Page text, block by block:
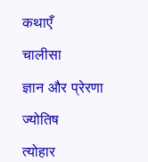
कथाएँ
चालीसा
ज्ञान और प्रेरणा
ज्योतिष
त्योहार